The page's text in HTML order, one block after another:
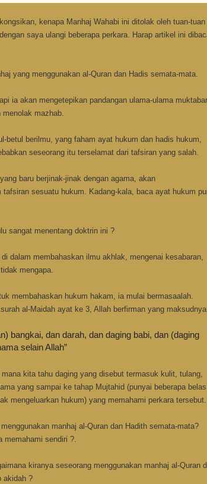
kenapa Manhaj Wahabi ini ditolak oleh tuan-tuan
saya ulangi beberapa perkara. Harap artikel ini
yang menggunakan al-Quran dan Hadis semata-mata.
ia akan mengetepikan pandangan ulama-ulama muktabar.
mazhab.
betul berilmu, yang faham ayat hukum dan hadis hukum,
seseorang itu terselamat dari tafsiran yang salah.
baru berjinak-jinak dengan agama, akan
tafsiran sesuatu hukum. Kadang-kala, baca ayat hukum
sangat menentang doktrin ini ?
dalam membahaskan ilmu akhlak, mengenai kesabaran,
mengapa.
membahaskan hukum hakam, ia mulai bermasaalah.
al-Maidah ayat ke 3, Allah berfirman yang
bangkai, dan darah, dan daging babi, dan (daging
selain Allah”
kita tahu daging yang disebut termasuk kulit, tulang,
yang sampai ke tahap Mujtahid (punyai beberapa belas
mengeluarkan hukum) yang memahami perkara tersebut.
manhaj al-Quran dan Hadith semata-mata?
memahami sendiri ?.
kiranya seseorang menggunakan manhaj al-Quran
akidah ?